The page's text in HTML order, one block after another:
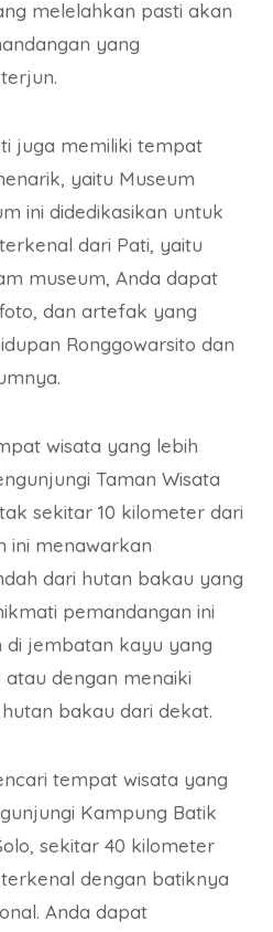
melelahkan pasti akan
yang
juga memiliki tempat
yaitu Museum
ini didedikasikan untuk
dari Pati, yaitu
museum, Anda dapat
dan artefak yang
Ronggowarsito dan
wisata yang lebih
Taman Wisata
sekitar 10 kilometer dari
ini menawarkan
dari hutan bakau yang
pemandangan ini
jembatan kayu yang
dengan menaiki
bakau dari dekat.
tempat wisata yang
Kampung Batik
sekitar 40 kilometer
dengan batiknya
Anda dapat